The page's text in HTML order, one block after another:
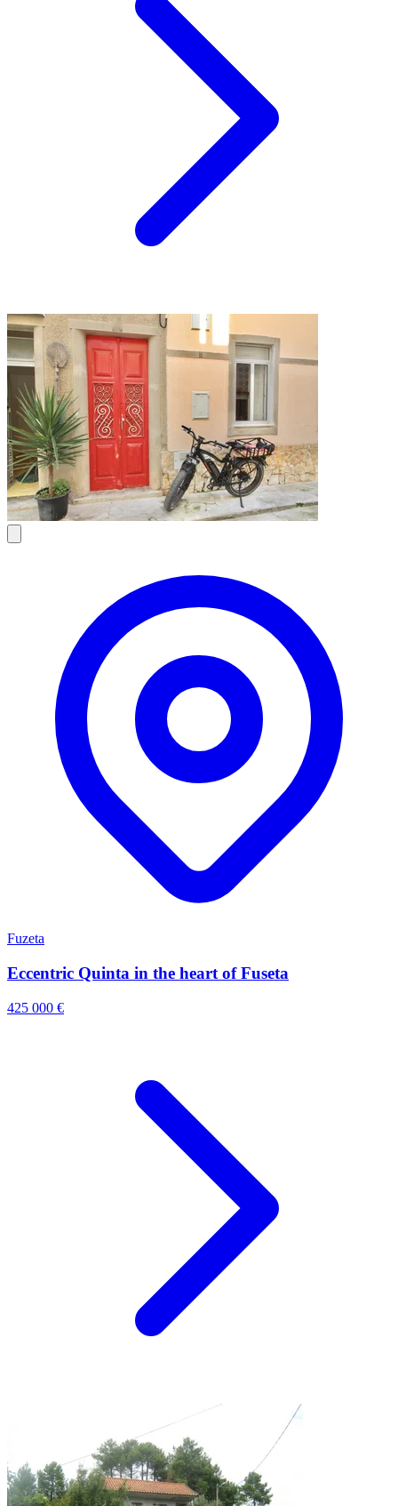
Fuzeta
Eccentric Quinta in the heart of Fuseta
425 000 €